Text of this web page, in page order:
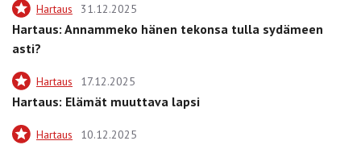
Hartaus 31.12.2025
Hartaus: Annammeko hänen tekonsa tulla sydämeen
asti?
Hartaus 17.12.2025
Hartaus: Elämät muuttava lapsi
Hartaus 10.12.2025